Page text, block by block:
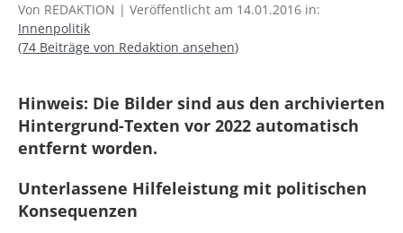
Von REDAKTION | Veröffentlicht am 14.01.2016 in:
Innenpolitik
(74 Beiträge von Redaktion ansehen)
Hinweis: Die Bilder sind aus den archivierten
Hintergrund-Texten vor 2022 automatisch
entfernt worden.
Unterlassene Hilfeleistung mit politischen
Konsequenzen